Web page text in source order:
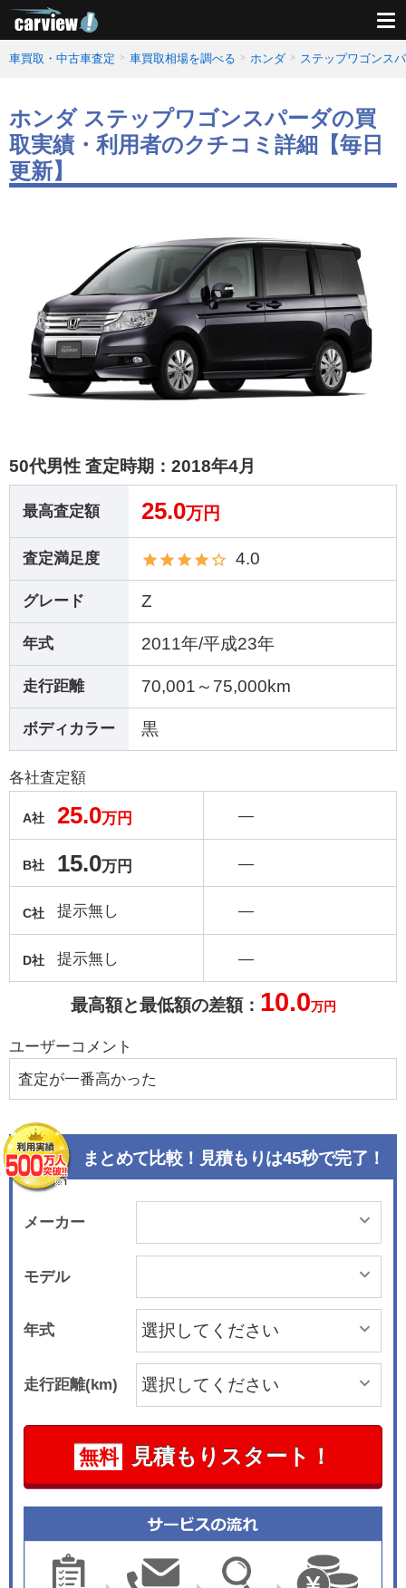
車買取・中古車査定 車買取相場を調べる ホンダ ステップワゴンス
ホンダ ステップワゴンスパーダの買
取実績・利用者のクチコミ詳細【毎日
更新】
50代男性 査定時期： 2018年4月
最高査定額 25.0万円
査定満足度 4.0
グレード Z
年式 2011年/平成23年
走行距離 70,001～75,000km
ボディカラー 黒
各社査定額
A社 25.0万円
B社 15.0万円
C社 提示無し
D社 提示無し
―
―
―
―
最高額と最低額の差額： 10.0万円
ユーザーコメント
査定が一番高かった
まとめて比較！見積もりは45秒で完了！
メーカー
モデル
年式
走行距離(km)
無料 見積もりスタート！